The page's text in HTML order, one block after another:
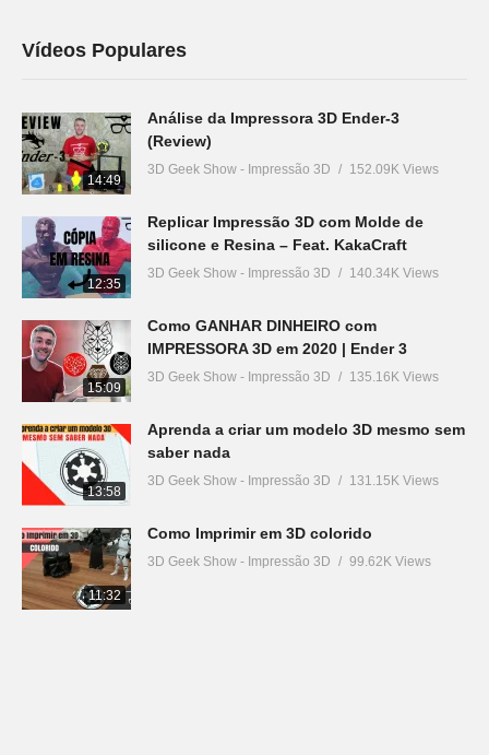
Vídeos Populares
14:49
Análise da Impressora 3D Ender-3
(Review)
3D Geek Show - Impressão 3D 152.09K Views
12:35
Replicar Impressão 3D com Molde de
silicone e Resina – Feat. KakaCraft
3D Geek Show - Impressão 3D 140.34K Views
15:09
Como GANHAR DINHEIRO com
IMPRESSORA 3D em 2020 | Ender 3
3D Geek Show - Impressão 3D 135.16K Views
13:58
Aprenda a criar um modelo 3D mesmo sem
saber nada
3D Geek Show - Impressão 3D 131.15K Views
11:32
Como Imprimir em 3D colorido
3D Geek Show - Impressão 3D 99.62K Views